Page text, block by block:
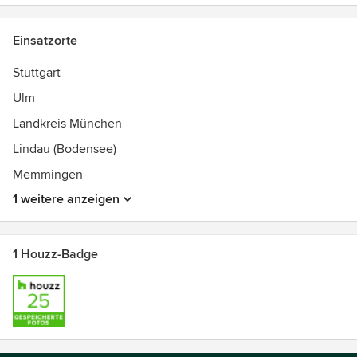
Einsatzorte
Stuttgart
Ulm
Landkreis München
Lindau (Bodensee)
Memmingen
1 weitere anzeigen
1 Houzz-Badge